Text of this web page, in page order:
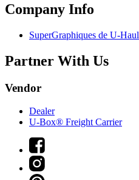
Company Info
SuperGraphiques de U-Haul
Partner With Us
Vendor
Dealer
U-Box® Freight Carrier